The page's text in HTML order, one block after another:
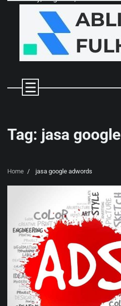
Tag: jasa
Home jasa google adwords